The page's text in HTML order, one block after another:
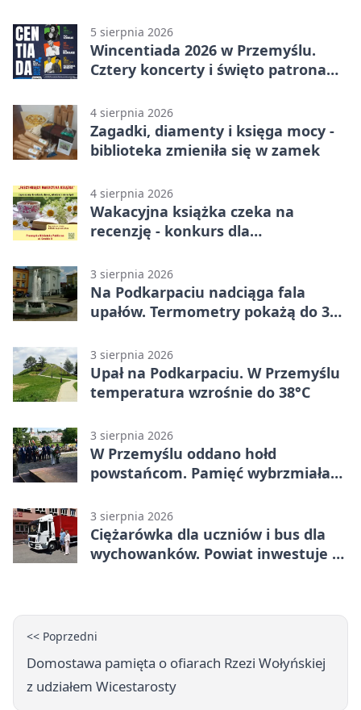
5 sierpnia 2026
Wincentiada 2026 w Przemyślu.
Cztery koncerty i święto patrona
4 sierpnia 2026
Zagadki, diamenty i księga mocy -
biblioteka zmieniła się w zamek
4 sierpnia 2026
Wakacyjna książka czeka na
recenzję - konkurs dla
3 sierpnia 2026
Na Podkarpaciu nadciąga fala
upałów. Termometry pokażą do 36
3 sierpnia 2026
Upał na Podkarpaciu. W Przemyślu
temperatura wzrośnie do 38°C
3 sierpnia 2026
W Przemyślu oddano hołd
powstańcom. Pamięć wybrzmiała
3 sierpnia 2026
Ciężarówka dla uczniów i bus dla
wychowanków. Powiat inwestuje w
<< Poprzedni
Domostawa pamięta o ofiarach Rzezi Wołyńskiej
z udziałem Wicestarosty